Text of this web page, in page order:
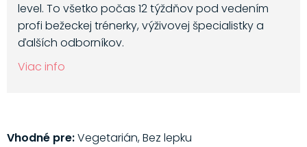
level. To všetko počas 12 týždňov pod vedením
profi bežeckej trénerky, výživovej špecialistky a
ďalších odborníkov.
Viac info
Vhodné pre:Vegetarián, Bez lepku